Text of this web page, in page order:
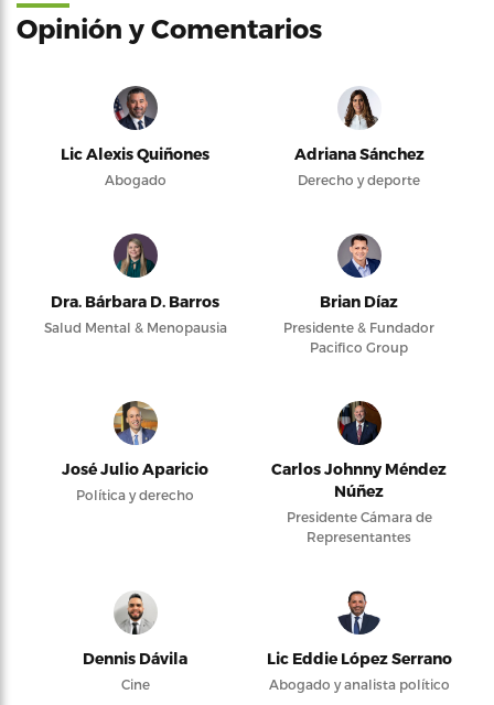
Opinión y Comentarios
Lic Alexis Quiñones
Abogado
Adriana Sánchez
Derecho y deporte
Dra. Bárbara D. Barros
Salud Mental & Menopausia
Brian Díaz
Presidente & Fundador
Pacifico Group
José Julio Aparicio
Política y derecho
Carlos Johnny Méndez
Núñez
Presidente Cámara de
Representantes
Dennis Dávila
Cine
Lic Eddie López Serrano
Abogado y analista político